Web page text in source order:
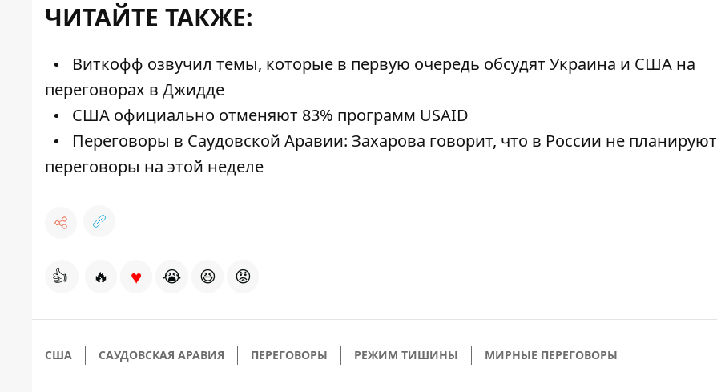
ЧИТАЙТЕ ТАКЖЕ:
Виткофф озвучил темы, которые в первую очередь обсудят Украина и США на
переговорах в Джидде
США официально отменяют 83% программ USAID
Переговоры в Саудовской Аравии: Захарова говорит, что в России не планируют
переговоры на этой неделе
👍 🔥 ♥ 😭 😆 😡
США САУДОВСКАЯ АРАВИЯ ПЕРЕГОВОРЫ РЕЖИМ ТИШИНЫ МИРНЫЕ ПЕРЕГОВОРЫ